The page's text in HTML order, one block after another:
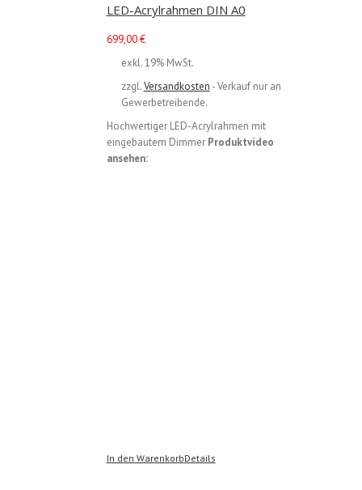
LED-Acrylrahmen DIN A0
699,00€
exkl. 19% MwSt.
zzgl.Versandkosten - Verkauf nur an
Gewerbetreibende.
Hochwertiger LED-Acrylrahmen mit
eingebautem Dimmer Produktvideo
ansehen:
In den WarenkorbDetails